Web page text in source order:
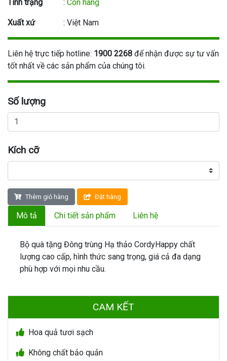
Tình trạng : Còn hàng
Xuất xứ : Việt Nam
Liên hệ trực tiếp hotline: 1900 2268 để nhận được sự tư vấn
tốt nhất về các sản phẩm của chúng tôi.
Số lượng
Kích cỡ
Thêm giỏ hàng Đặt hàng
Mô tả Chi tiết sản phẩm Liên hệ
Bộ quà tặng Đông trùng Hạ thảo CordyHappy chất
lượng cao cấp, hình thức sang trọng, giá cả đa dạng
phù hợp với mọi nhu cầu.
CAM KẾT
Hoa quả tươi sạch
Không chất bảo quản